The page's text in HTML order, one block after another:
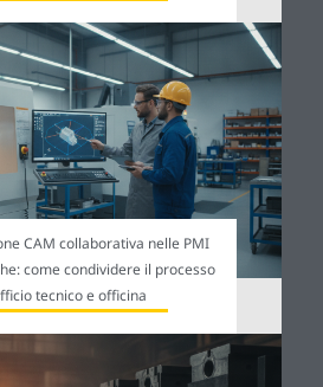
CAM collaborativa nelle PMI
come condividere il processo
tecnico e officina